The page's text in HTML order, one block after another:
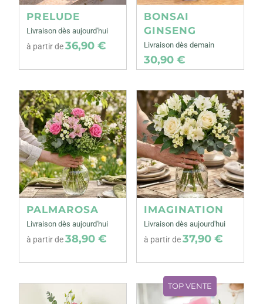
PRELUDE
Livraison dès aujourd'hui
à partir de36,90 €
BONSAI
GINSENG
Livraison dès demain
30,90 €
PALMAROSA
Livraison dès aujourd'hui
à partir de38,90 €
IMAGINATION
Livraison dès aujourd'hui
à partir de37,90 €
TOP VENTE